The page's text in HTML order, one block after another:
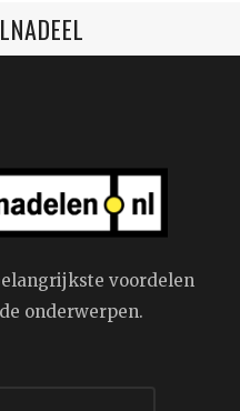
voordelen
onderwerpen.